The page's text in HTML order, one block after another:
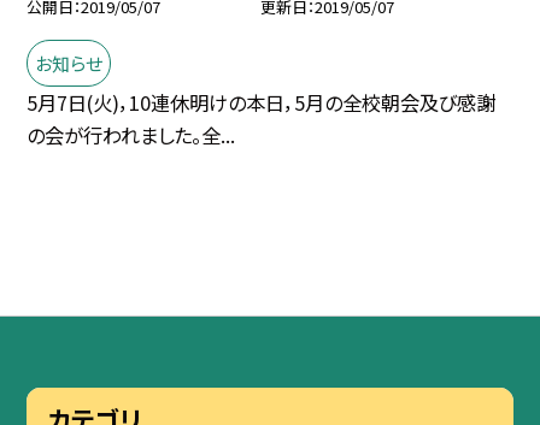
公開日 2019/05/07 更新日 2019/05/07
お知らせ
5月7日(火)，10連休明けの本日，5月の全校朝会及び感謝
の会が行われました。全...